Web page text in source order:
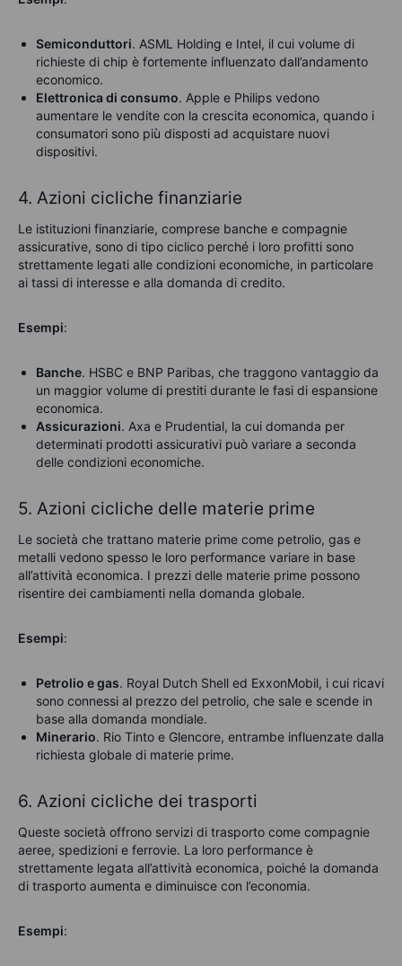
Semiconduttori. ASML Holding e Intel, il cui volume di
richieste di chip è fortemente influenzato dall’andamento
economico.
Elettronica di consumo. Apple e Philips vedono
aumentare le vendite con la crescita economica, quando i
consumatori sono più disposti ad acquistare nuovi
dispositivi.
4. Azioni cicliche finanziarie
Le istituzioni finanziarie, comprese banche e compagnie
assicurative, sono di tipo ciclico perché i loro profitti sono
strettamente legati alle condizioni economiche, in particolare
ai tassi di interesse e alla domanda di credito.
Esempi:
Banche. HSBC e BNP Paribas, che traggono vantaggio da
un maggior volume di prestiti durante le fasi di espansione
economica.
Assicurazioni. Axa e Prudential, la cui domanda per
determinati prodotti assicurativi può variare a seconda
delle condizioni economiche.
5. Azioni cicliche delle materie prime
Le società che trattano materie prime come petrolio, gas e
metalli vedono spesso le loro performance variare in base
all’attività economica. I prezzi delle materie prime possono
risentire dei cambiamenti nella domanda globale.
Esempi:
Petrolio e gas. Royal Dutch Shell ed ExxonMobil, i cui ricavi
sono connessi al prezzo del petrolio, che sale e scende in
base alla domanda mondiale.
Minerario. Rio Tinto e Glencore, entrambe influenzate dalla
richiesta globale di materie prime.
6. Azioni cicliche dei trasporti
Queste società offrono servizi di trasporto come compagnie
aeree, spedizioni e ferrovie. La loro performance è
strettamente legata all’attività economica, poiché la domanda
di trasporto aumenta e diminuisce con l’economia.
Esempi: